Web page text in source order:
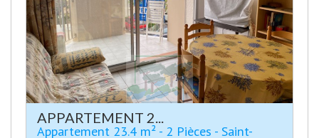
APPARTEMENT 2...
Appartement 23.4 m² - 2 Pièces - Saint-